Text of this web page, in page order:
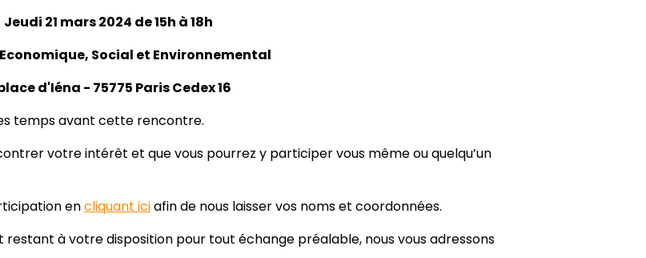
Jeudi 21 mars 2024 de 15h à 18h
Social et Environnemental
d'Iéna - 75775 Paris Cedex 16
temps avant cette rencontre.
votre intérêt et que vous pourrez y participer vous même ou quelqu’un
encliquant iciafin de nous laisser vos noms et coordonnées.
restant à votre disposition pour tout échange préalable, nous vous adressons